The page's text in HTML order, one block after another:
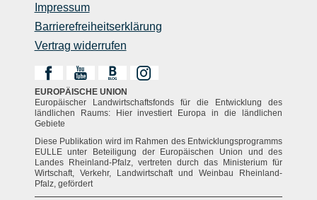
Impressum
Barrierefreiheitserklärung
Vertrag widerrufen
EUROPÄISCHE UNION
Europäischer Landwirtschaftsfonds für die Entwicklung des
ländlichen Raums: Hier investiert Europa in die ländlichen
Gebiete
Diese Publikation wird im Rahmen des Entwicklungsprogramms
EULLE unter Beteiligung der Europäischen Union und des
Landes Rheinland-Pfalz, vertreten durch das Ministerium für
Wirtschaft, Verkehr, Landwirtschaft und Weinbau Rheinland-
Pfalz, gefördert